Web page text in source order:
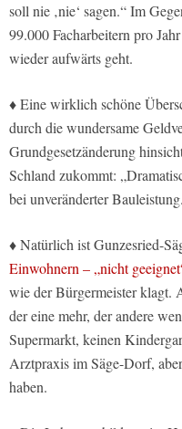
soll nie ‚nie‘ sagen.“ Im
99.000 Facharbeitern pro
wieder aufwärts geht.
♦ Eine wirklich schöne
durch die wundersame
Grundgesetzänderung
Schland zukommt:
bei unveränderter
♦ Natürlich ist Gunzesried-
Einwohnern – „nicht
wie der Bürgermeister klagt.
der eine mehr, der andere
Supermarkt, keinen
Arztpraxis im Säge-Dorf,
haben.